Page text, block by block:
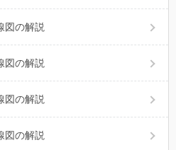
図の解説
図の解説
図の解説
図の解説